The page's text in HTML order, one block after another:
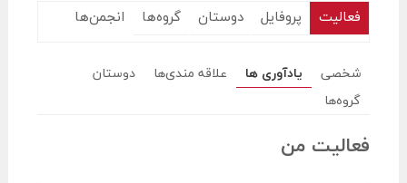
فعالیت پروفایل دوستان گروه‌ها انجمن‌ها
شخصی یادآوری ها علاقه مندی‌ها
دوستان
گروه‌ها
فعالیت من